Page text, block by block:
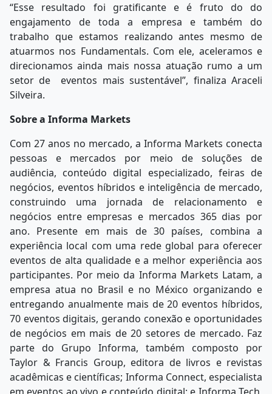
“Esse resultado foi gratificante e é fruto do do
engajamento de toda a empresa e também do
trabalho que estamos realizando antes mesmo de
atuarmos nos Fundamentals. Com ele, aceleramos e
direcionamos ainda mais nossa atuação rumo a um
setor de eventos mais sustentável”, finaliza Araceli
Silveira.
Sobre a Informa Markets
Com 27 anos no mercado, a Informa Markets conecta
pessoas e mercados por meio de soluções de
audiência, conteúdo digital especializado, feiras de
negócios, eventos híbridos e inteligência de mercado,
construindo uma jornada de relacionamento e
negócios entre empresas e mercados 365 dias por
ano. Presente em mais de 30 países, combina a
experiência local com uma rede global para oferecer
eventos de alta qualidade e a melhor experiência aos
participantes. Por meio da Informa Markets Latam, a
empresa atua no Brasil e no México organizando e
entregando anualmente mais de 20 eventos híbridos,
70 eventos digitais, gerando conexão e oportunidades
de negócios em mais de 20 setores de mercado. Faz
parte do Grupo Informa, também composto por
Taylor & Francis Group, editora de livros e revistas
acadêmicas e científicas; Informa Connect, especialista